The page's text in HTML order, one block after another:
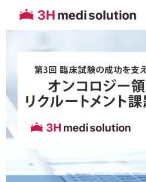
第3回 臨床試験成
最新リクルート
ジー領域の被験
ント課題とそ